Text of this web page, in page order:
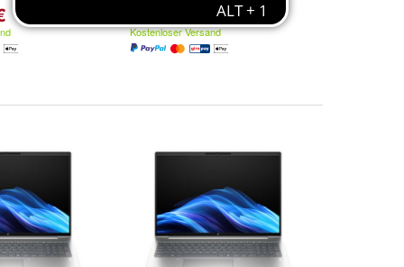
Kostenloser Versand